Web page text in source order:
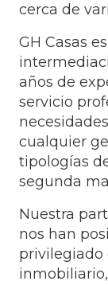
cerca de
GH Casas
años de
servicio
cualquier
tipologías
segunda
Nuestra
nos han
privilegiado